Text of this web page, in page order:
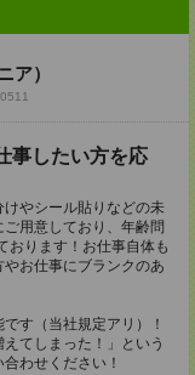
ア）
事したい方を応
やシール貼りなどの未
用意しており、年齢問
おります！お仕事自体も
お仕事にブランクのあ
す（当社規定アリ）！
てしまった！」という
わせください！